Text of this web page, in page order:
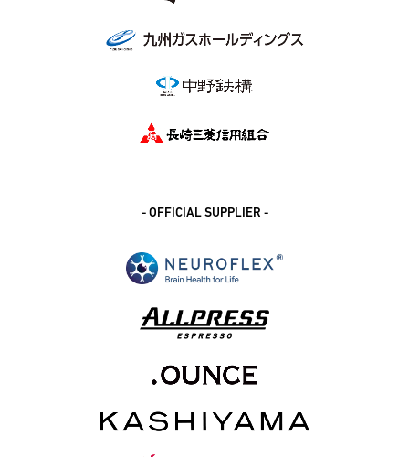
- OFFICIAL SUPPLIER -